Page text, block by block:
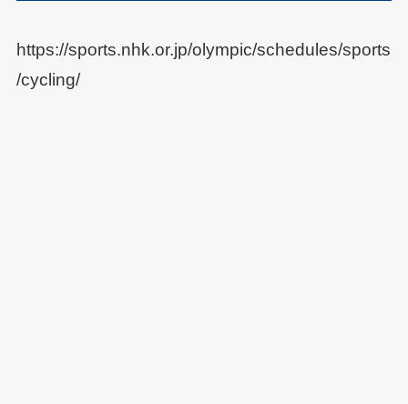
https://sports.nhk.or.jp/olympic/schedules/sports
/cycling/